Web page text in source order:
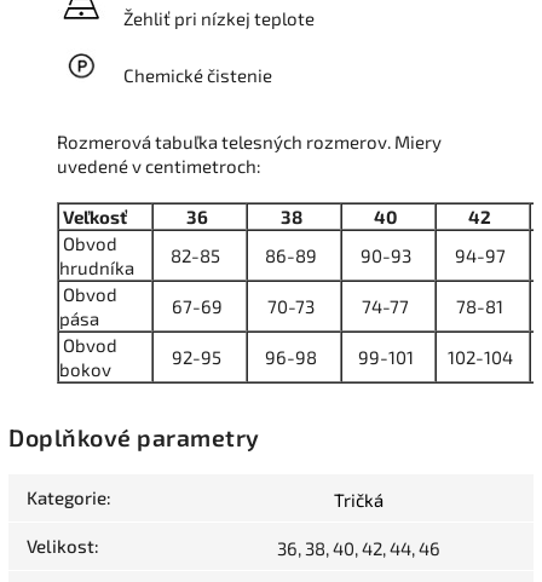
Žehliť pri nízkej teplote
Chemické čistenie
Rozmerová tabuľka telesných rozmerov. Miery
uvedené v centimetroch:
Veľkosť 36 38 40
42
Obvod
hrudníka
82-85 86-89 90-93
94-97
Obvod
pása
67-69 70-73 74-77
78-81
Obvod
bokov
92-95 96-98 99-101 102-104
Doplňkové parametry
Kategorie: Tričká
Velikost: 36, 38, 40, 42, 44, 46